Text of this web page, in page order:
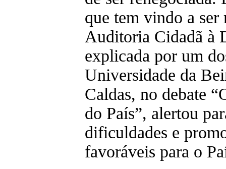
que tem vindo a
Auditoria Cidadã à
explicada por um
Universidade da
Caldas, no debate
do País”, alertou
dificuldades e
favoráveis para o